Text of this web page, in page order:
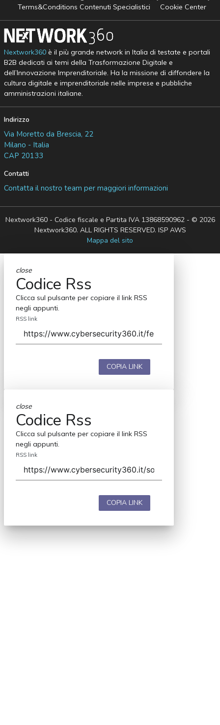
Terms&Conditions Contenuti Specialistici
Cookie Center
Nextwork360è il più grande network in Italia di testate e portali
B2B dedicati ai temi della Trasformazione Digitale e
dell’Innovazione Imprenditoriale. Ha la missione di diffondere la
cultura digitale e imprenditoriale nelle imprese e pubbliche
amministrazioni italiane.
Indirizzo
Via Moretto da Brescia, 22
Milano - Italia
CAP 20133
Contatti
Contatta il nostro team per maggiori informazioni
Nextwork360 - Codice fiscale e Partita IVA 13868590962 - © 2026
Nextwork360. ALL RIGHTS RESERVED. ISP AWS
Mappa del sito
close
Codice Rss
Clicca sul pulsante per copiare il link RSS
negli appunti.
RSS link
COPIA LINK
close
Codice Rss
Clicca sul pulsante per copiare il link RSS
negli appunti.
RSS link
COPIA LINK